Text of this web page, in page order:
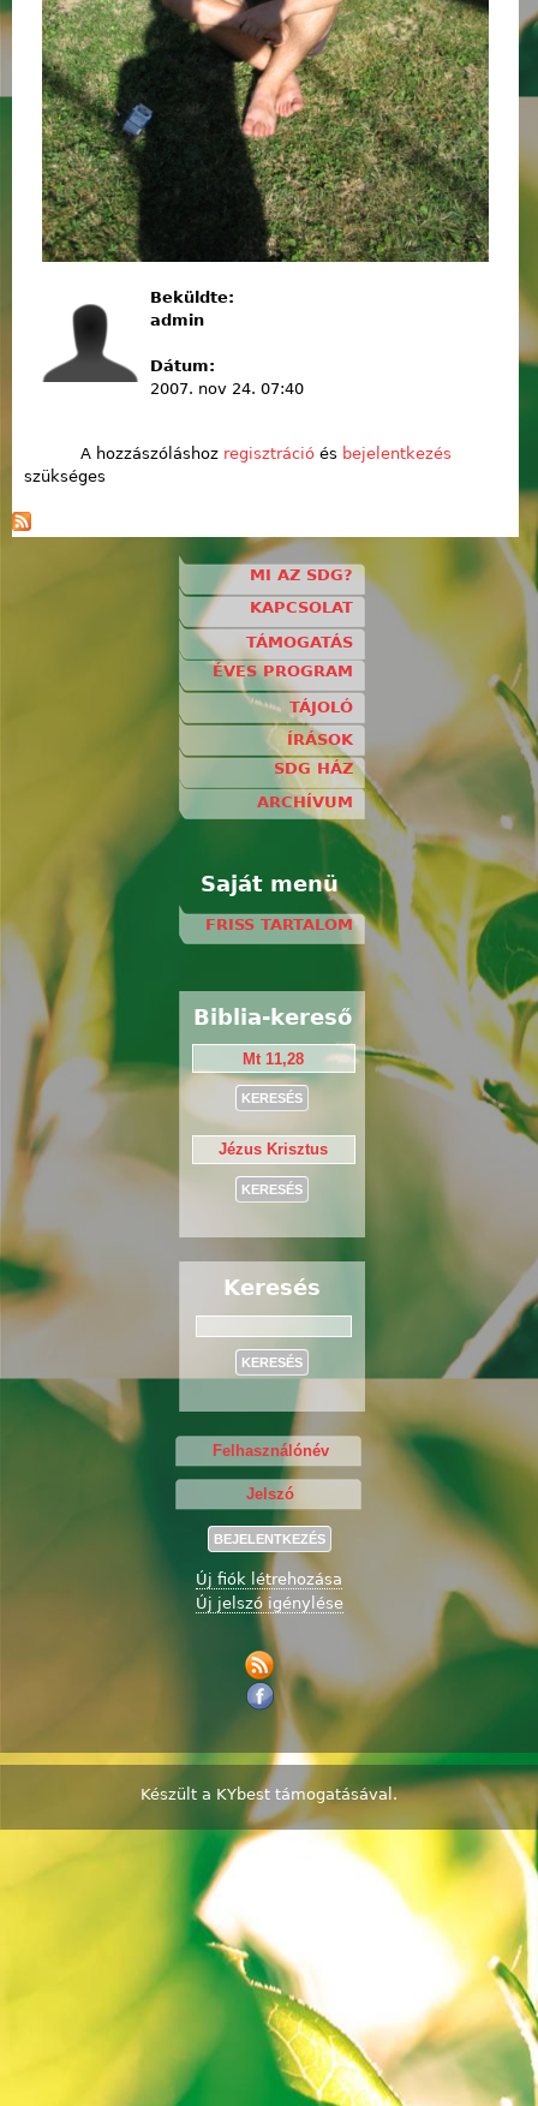
Beküldte:
admin
Dátum:
2007. nov 24. 07:40
A hozzászóláshoz regisztrációés bejelentkezés
szükséges
MI AZ SDG?
KAPCSOLAT
TÁMOGATÁS
ÉVES PROGRAM
TÁJOLÓ
ÍRÁSOK
SDG HÁZ
ARCHÍVUM
Saját menü
FRISS TARTALOM
Biblia-kereső
Keresés
Új fiók létrehozása
Új jelszó igénylése
Készült a KYbest támogatásával.